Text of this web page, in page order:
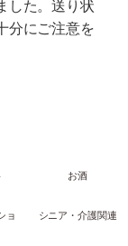
した。送り状
分にご注意を
お酒
ョ
シニア・介護関連